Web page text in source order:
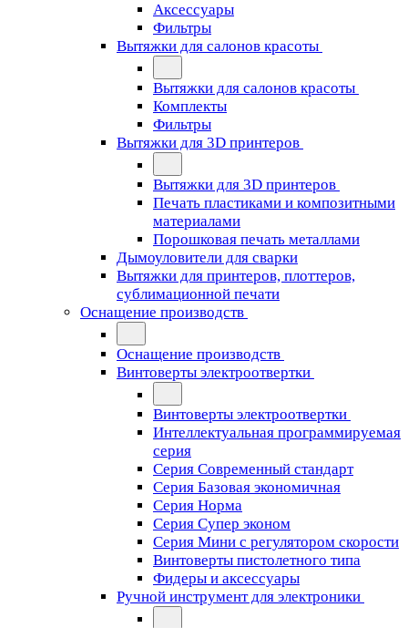
Аксессуары
Фильтры
Вытяжки для салонов красоты
Вытяжки для салонов красоты
Комплекты
Фильтры
Вытяжки для 3D принтеров
Вытяжки для 3D принтеров
Печать пластиками и композитными
материалами
Порошковая печать металлами
Дымоуловители для сварки
Вытяжки для принтеров, плоттеров,
сублимационной печати
Оснащение производств
Оснащение производств
Винтоверты электроотвертки
Винтоверты электроотвертки
Интеллектуальная программируемая
серия
Серия Современный стандарт
Серия Базовая экономичная
Серия Норма
Серия Cупер эконом
Серия Мини с регулятором скорости
Винтоверты пистолетного типа
Фидеры и аксессуары
Ручной инструмент для электроники